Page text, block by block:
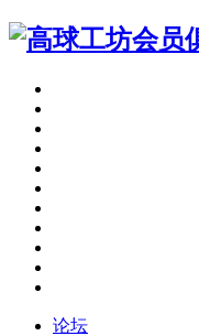
论坛